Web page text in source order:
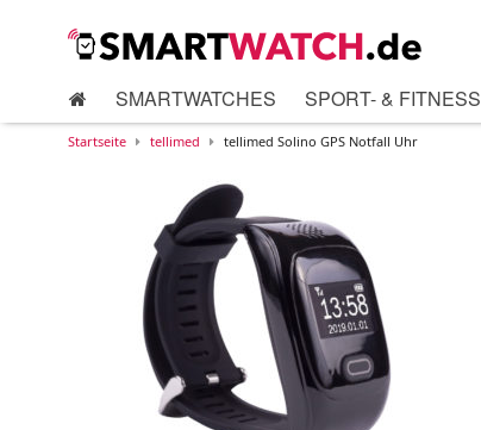
SMARTWATCHES SPORT- & FITNESS
Startseite tellimed tellimed Solino GPS Notfall Uhr